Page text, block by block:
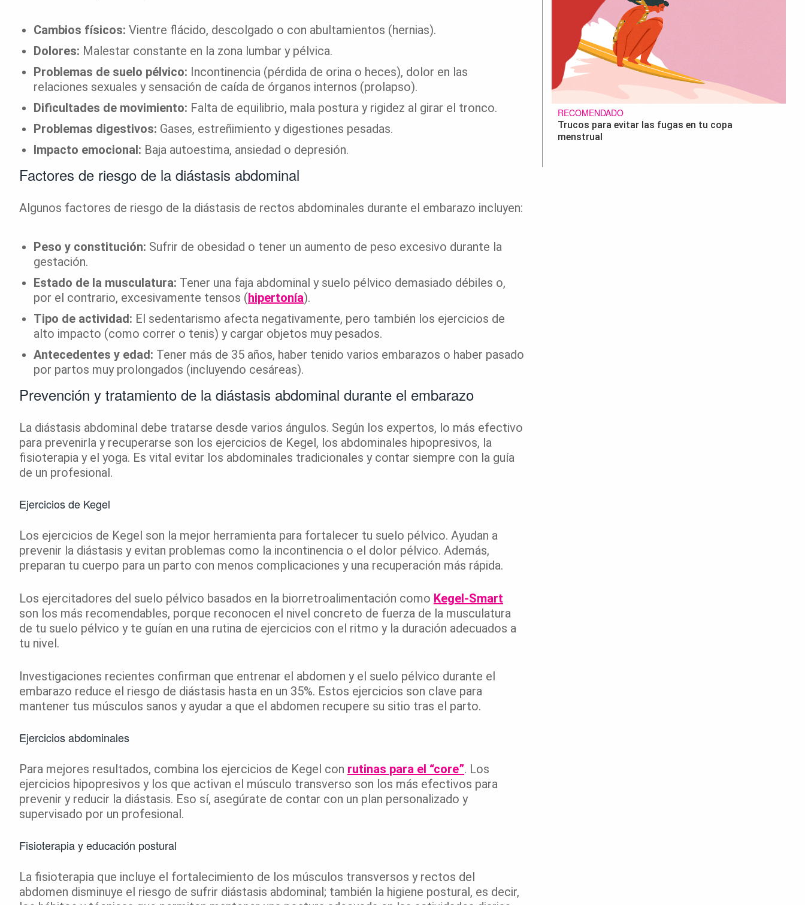
Cambios físicos: Vientre flácido, descolgado o con abultamientos (hernias).
Dolores: Malestar constante en la zona lumbar y pélvica.
Problemas de suelo pélvico: Incontinencia (pérdida de orina o heces), dolor en las
relaciones sexuales y sensación de caída de órganos internos (prolapso).
Dificultades de movimiento: Falta de equilibrio, mala postura y rigidez al girar el tronco.
Problemas digestivos: Gases, estreñimiento y digestiones pesadas.
Impacto emocional: Baja autoestima, ansiedad o depresión.
Factores de riesgo de la diástasis abdominal
Algunos factores de riesgo de la diástasis de rectos abdominales durante el embarazo incluyen:
Peso y constitución: Sufrir de obesidad o tener un aumento de peso excesivo durante la
gestación.
Estado de la musculatura: Tener una faja abdominal y suelo pélvico demasiado débiles o,
por el contrario, excesivamente tensos (hipertonía).
Tipo de actividad: El sedentarismo afecta negativamente, pero también los ejercicios de
alto impacto (como correr o tenis) y cargar objetos muy pesados.
Antecedentes y edad: Tener más de 35 años, haber tenido varios embarazos o haber pasado
por partos muy prolongados (incluyendo cesáreas).
Prevención y tratamiento de la diástasis abdominal durante el embarazo
La diástasis abdominal debe tratarse desde varios ángulos. Según los expertos, lo más efectivo
para prevenirla y recuperarse son los ejercicios de Kegel, los abdominales hipopresivos, la
fisioterapia y el yoga. Es vital evitar los abdominales tradicionales y contar siempre con la guía
de un profesional.
Ejercicios de Kegel
Los ejercicios de Kegel son la mejor herramienta para fortalecer tu suelo pélvico. Ayudan a
prevenir la diástasis y evitan problemas como la incontinencia o el dolor pélvico. Además,
preparan tu cuerpo para un parto con menos complicaciones y una recuperación más rápida.
Los ejercitadores del suelo pélvico basados en la biorretroalimentación como Kegel-Smart
son los más recomendables, porque reconocen el nivel concreto de fuerza de la musculatura
de tu suelo pélvico y te guían en una rutina de ejercicios con el ritmo y la duración adecuados a
tu nivel.
Investigaciones recientes confirman que entrenar el abdomen y el suelo pélvico durante el
embarazo reduce el riesgo de diástasis hasta en un 35%. Estos ejercicios son clave para
mantener tus músculos sanos y ayudar a que el abdomen recupere su sitio tras el parto.
Ejercicios abdominales
Para mejores resultados, combina los ejercicios de Kegel con rutinas para el “core”. Los
ejercicios hipopresivos y los que activan el músculo transverso son los más efectivos para
prevenir y reducir la diástasis. Eso sí, asegúrate de contar con un plan personalizado y
supervisado por un profesional.
Fisioterapia y educación postural
La fisioterapia que incluye el fortalecimiento de los músculos transversos y rectos del
abdomen disminuye el riesgo de sufrir diástasis abdominal; también la higiene postural, es decir,
RECOMENDADO
Trucos para evitar las fugas en tu copa
menstrual